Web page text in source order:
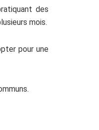
des
mois.
pour une